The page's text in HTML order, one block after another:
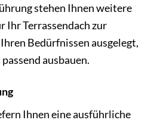
stehen Ihnen weitere
Ihr Terrassendach zur
Bedürfnissen ausgelegt,
ausbauen.
Ihnen eine ausführliche